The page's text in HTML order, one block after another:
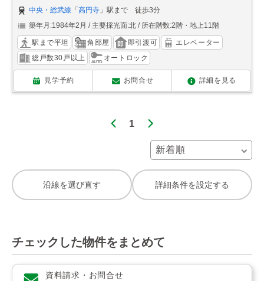
中央・総武線 「 高円寺 」駅まで 徒歩3分
築年月:1984年2月
主要採光面:北 所在階数:2階・地上11階
駅まで平坦 角部屋 即引渡可
エレベーター
総戸数30戸以上
オートロック
見学予約 お問合せ 詳細を見る
1
沿線を選び直す 詳細条件を設定する
チェックした物件をまとめて
資料請求・お問合せ